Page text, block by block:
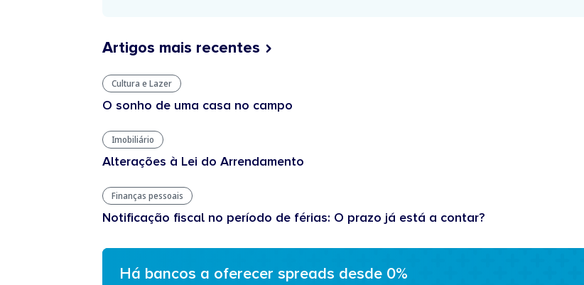
Artigos mais recentes
Cultura e Lazer
O sonho de uma casa no campo
Imobiliário
Alterações à Lei do Arrendamento
Finanças pessoais
Notificação fiscal no período de férias: O prazo já está a contar?
Há bancos a oferecer spreads desde 0%